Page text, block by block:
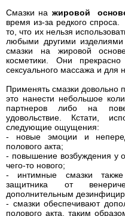
Смазки на жировой
время из-за редкого
то, что их нельзя
любыми другими
смазки на жировой
косметики. Они
сексуального массажа и для
Применять смазки довольно
это нанести небольшое
партнеров либо на
удовольствие. Кстати,
следующие ощущения:
- новые эмоции и
полового акта;
- повышение возбуждения у
чего-то нового;
- интимные смазки
защитника от
дополнительным
- смазки обеспечивают
полового акта, таким